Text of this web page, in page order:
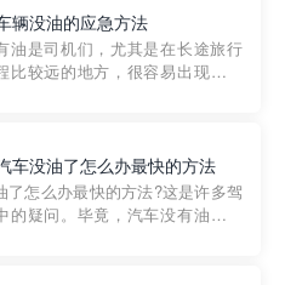
下，我们需要一种高效可靠的救
而这时，地库救援专...
辆没油的应急方法
油是司机们，尤其是在长途旅行
比较远的地方，很容易出现这种
傅，解决没油的紧急情况。 首
们来了解一下穿...
车没油了怎么办最快的方法
了怎么办最快的方法?这是许多驾
的疑问。毕竟，汽车没有油就无